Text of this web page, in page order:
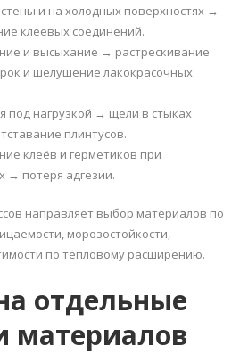
и на холодных поверхностях →
клеевых соединений.
и высыхание → растрескивание
и шелушение лакокрасочных
под нагрузкой → щели в стыках
плинтусов.
клеёв и герметиков при
→ потеря адгезии.
направляет выбор материалов по
морозостойкости,
по тепловому расширению.
отдельные
материалов